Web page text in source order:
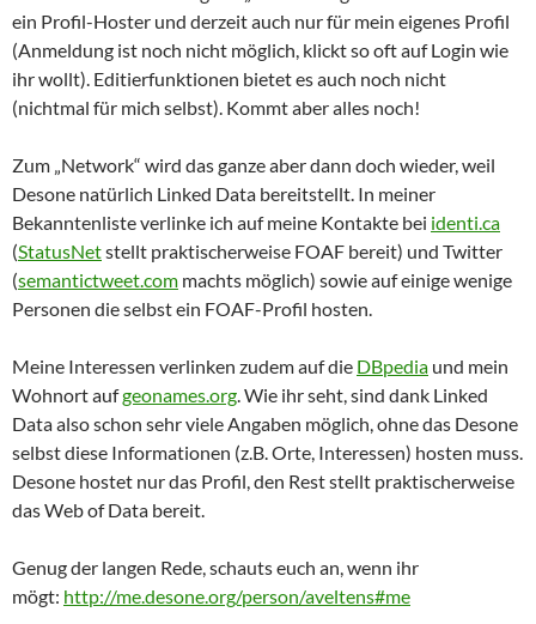
ein Profil-Hoster und derzeit auch nur für mein eigenes Profil
(Anmeldung ist noch nicht möglich, klickt so oft auf Login wie
ihr wollt). Editierfunktionen bietet es auch noch nicht
(nichtmal für mich selbst). Kommt aber alles noch!
Zum „Network“ wird das ganze aber dann doch wieder, weil
Desone natürlich Linked Data bereitstellt. In meiner
Bekanntenliste verlinke ich auf meine Kontakte bei identi.ca
(StatusNetstellt praktischerweise FOAF bereit) und Twitter
(semantictweet.com machts möglich) sowie auf einige wenige
Personen die selbst ein FOAF-Profil hosten.
Meine Interessen verlinken zudem auf die DBpedia und mein
Wohnort aufgeonames.org. Wie ihr seht, sind dank Linked
Data also schon sehr viele Angaben möglich, ohne das Desone
selbst diese Informationen (z.B. Orte, Interessen) hosten muss.
Desone hostet nur das Profil, den Rest stellt praktischerweise
das Web of Data bereit.
Genug der langen Rede, schauts euch an, wenn ihr
mögt: http://me.desone.org/person/aveltens#me